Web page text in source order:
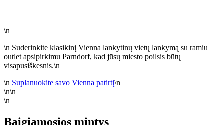
\n
\n Suderinkite klasikinį Vienna lankytinų vietų lankymą su ramiu
outlet apsipirkimu Parndorf, kad jūsų miesto poilsis būtų
visapusiškesnis.\n
\n Suplanuokite savo Vienna patirtį\n
\n\n
\n
Baigiamosios mintys